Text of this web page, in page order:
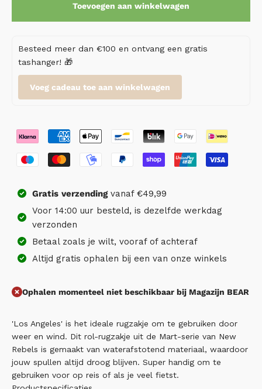
Toevoegen aan winkelwagen
Besteed meer dan €100 en ontvang een gratis
tashanger! 🎁
Voeg cadeau toe aan winkelwagen
Gratis verzendingvanaf €49,99
Voor 14:00 uur besteld, is dezelfde werkdag
verzonden
Betaal zoals je wilt, vooraf of achteraf
Altijd gratis ophalen bij een van onze winkels
Ophalen momenteel niet beschikbaar bij Magazijn BEAR
'Los Angeles' is het ideale rugzakje om te gebruiken door
weer en wind. Dit rol-rugzakje uit de Mart-serie van New
Rebels is gemaakt van waterafstotend materiaal, waardoor
jouw spullen altijd droog blijven. Super handig om te
gebruiken voor op reis of als je veel fietst.